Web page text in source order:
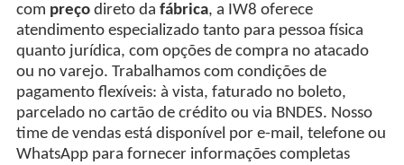
com preçodireto da fábrica, a IW8 oferece
atendimento especializado tanto para pessoa física
quanto jurídica, com opções de compra no atacado
ou no varejo. Trabalhamos com condições de
pagamento flexíveis: à vista, faturado no boleto,
parcelado no cartão de crédito ou via BNDES. Nosso
time de vendas está disponível por e-mail, telefone ou
WhatsApp para fornecer informações completas